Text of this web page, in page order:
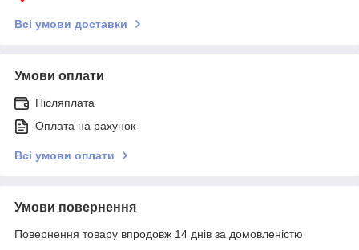
Всі умови доставки
Умови оплати
Післяплата
Оплата на рахунок
Всі умови оплати
Умови повернення
Повернення товару впродовж 14 днів за домовленістю